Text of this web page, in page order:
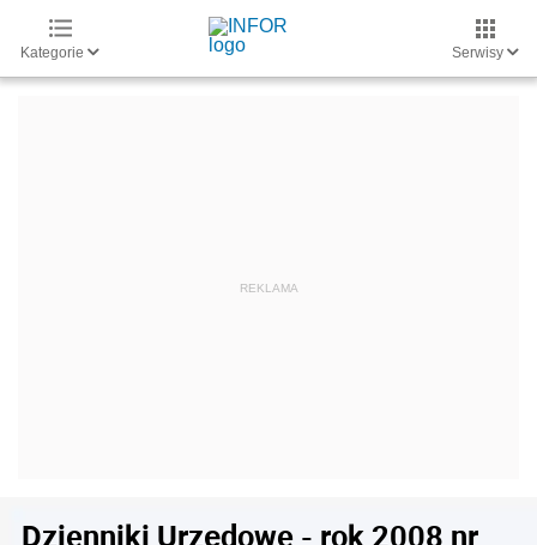
Kategorie Serwisy
Dzienniki Urzędowe - rok 2008 nr